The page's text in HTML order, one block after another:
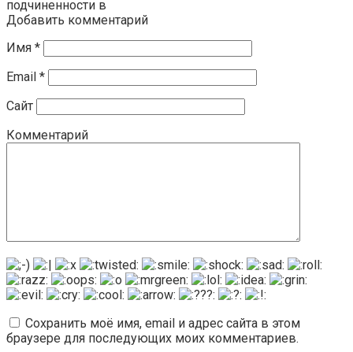
подчиненности в
Добавить комментарий
Имя *
Email *
Сайт
Комментарий
Сохранить моё имя, email и адрес сайта в этом
браузере для последующих моих комментариев.